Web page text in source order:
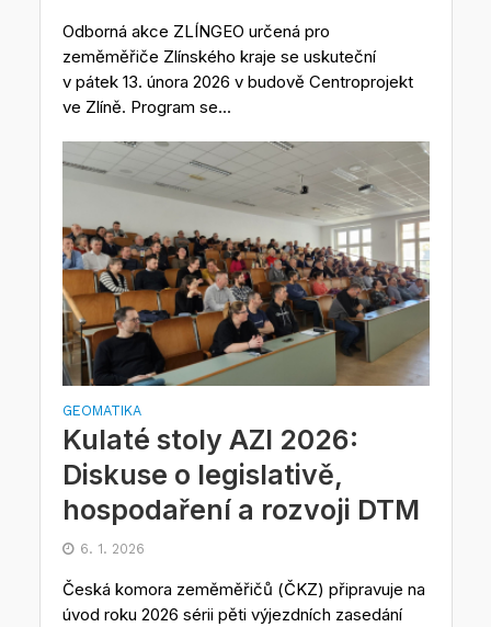
Odborná akce ZLÍNGEO určená pro
zeměměřiče Zlínského kraje se uskuteční
v pátek 13. února 2026 v budově Centroprojekt
ve Zlíně. Program se...
GEOMATIKA
Kulaté stoly AZI 2026:
Diskuse o legislativě,
hospodaření a rozvoji DTM
6. 1. 2026
Česká komora zeměměřičů (ČKZ) připravuje na
úvod roku 2026 sérii pěti výjezdních zasedání